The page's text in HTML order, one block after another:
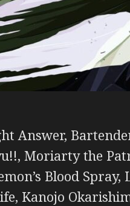
Answer,
Moriarty the
Blood Spray,
Kanojo